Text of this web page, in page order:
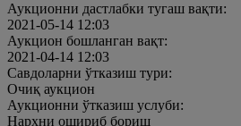
Аукционни дастлабки тугаш вақти:
2021-05-14 12:03
Аукцион бошланган вақт:
2021-04-14 12:03
Савдоларни ўтказиш тури:
Очиқ аукцион
Аукционни ўтказиш услуби:
Нархни ошириб бориш